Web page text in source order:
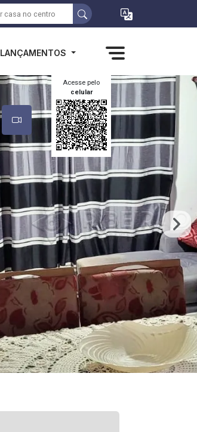
LANÇAMENTOS
Acesse pelo
celular